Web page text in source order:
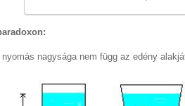
nagysága nem függ az edény